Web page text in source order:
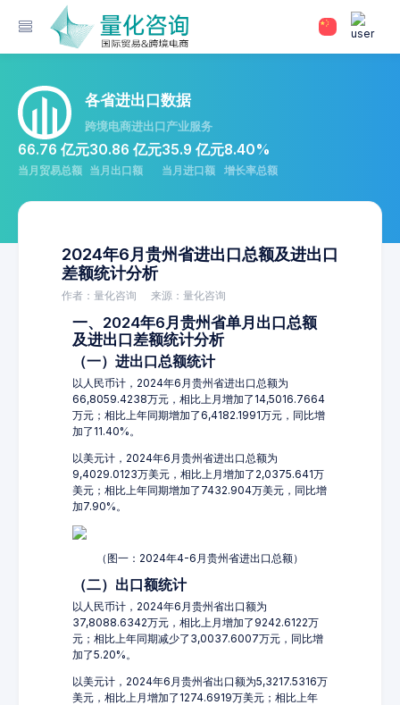
各省进出口数据
跨境电商进出口产业服务
66.76 亿元
当月贸易总额
30.86 亿元
当月出口额
35.9 亿元
当月进口额
8.40%
增长率总额
2024年6月贵州省进出口总额及进出口
差额统计分析
作者：量化咨询 来源：量化咨询
一、2024年6月贵州省单月出口总额
及进出口差额统计分析
（一）进出口总额统计
以人民币计，2024年6月贵州省进出口总额为
66,8059.4238万元，相比上月增加了14,5016.7664
万元；相比上年同期增加了6,4182.1991万元，同比增
加了11.40%。
以美元计，2024年6月贵州省进出口总额为
9,4029.0123万美元，相比上月增加了2,0375.641万
美元；相比上年同期增加了7432.904万美元，同比增
加7.90%。
（图一：2024年4-6月贵州省进出口总额）
（二）出口额统计
以人民币计，2024年6月贵州省出口额为
37,8088.6342万元，相比上月增加了9242.6122万
元；相比上年同期减少了3,0037.6007万元，同比增
加了5.20%。
以美元计，2024年6月贵州省出口额为5,3217.5316万
美元，相比上月增加了1274.6919万美元；相比上年